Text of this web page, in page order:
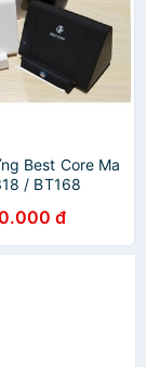
Best Core Ma
/ BT168
đ